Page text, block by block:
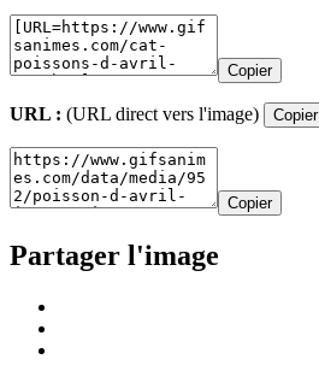
Copier
URL : (URL direct vers l'image) Copier
Copier
Partager l'image